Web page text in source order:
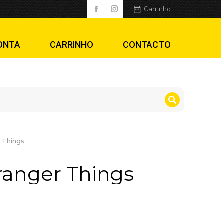
Carrinho
CARRINHO CONTACTO
Things